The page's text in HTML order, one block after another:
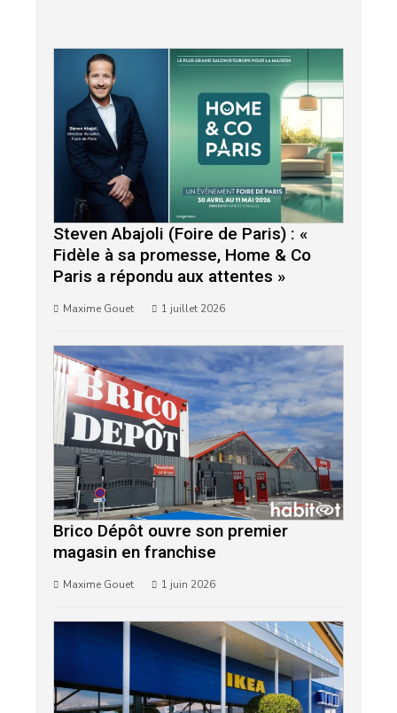
Steven Abajoli (Foire de Paris) : «
Fidèle à sa promesse, Home & Co
Paris a répondu aux attentes »
Maxime Gouet 1 juillet 2026
Brico Dépôt ouvre son premier
magasin en franchise
Maxime Gouet 1 juin 2026